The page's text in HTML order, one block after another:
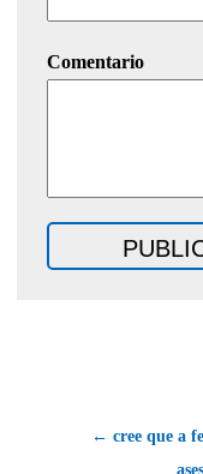
Comentario
← cree que a